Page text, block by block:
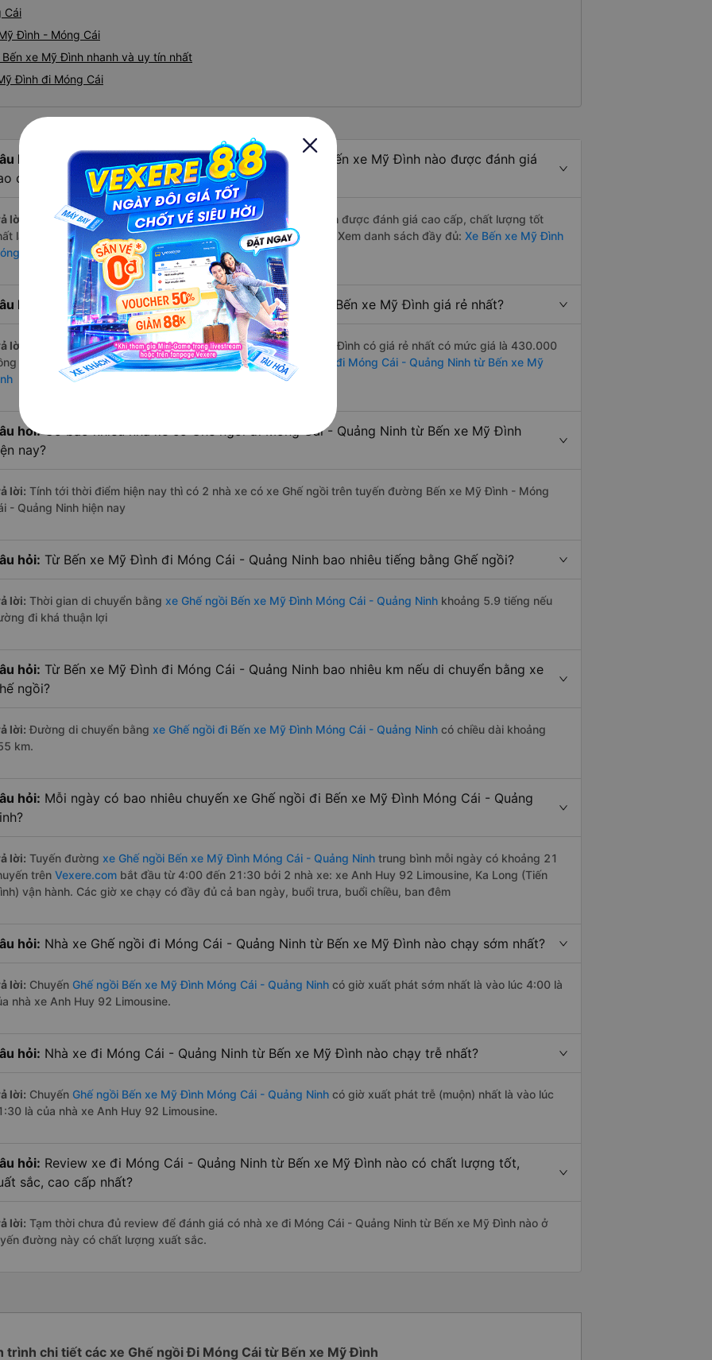
Cái
Đình - Móng Cái
xe Mỹ Đình nhanh và uy tín nhất
Đình đi Móng Cái
hỏi:
Nhà xe Ghế ngồi đi Móng Cái - Quảng Ninh từ Bến xe Mỹ Đình nào được đánh giá
cấp, chất lượng tốt nhất?
lời:
Nhà xe Ghế ngồi đi Bến xe Mỹ Đình Móng Cái - Quảng Ninh được đánh giá cao cấp, chất lượng tốt
là những nhà xe Anh Huy 92 Limousine, Ka Long (Tiến Trình). Xem danh sách đầy đủ: Xe Bến xe Mỹ Đình
Cái - Quảng Ninh
hỏi: Hãng Xe Ghế ngồi đi Móng Cái - Quảng Ninh từ Bến xe Mỹ Đình giá rẻ nhất?
lời:
Hãng xe Ghế ngồi đi Móng Cái - Quảng Ninh từ Bến xe Mỹ Đình có giá rẻ nhất có mức giá là 430.000
của nhà xe Ka Long (Tiến Trình). Xem danh sách đầy đủ:
Xe đi Móng Cái - Quảng Ninh từ Bến xe Mỹ
hỏi:Có bao nhiêu nhà xe có Ghế ngồi đi Móng Cái - Quảng Ninh từ Bến xe Mỹ Đình
nay?
lời: Tính tới thời điểm hiện nay thì có 2 nhà xe có xe Ghế ngồi trên tuyến đường Bến xe Mỹ Đình - Móng
- Quảng Ninh hiện nay
hỏi: Từ Bến xe Mỹ Đình đi Móng Cái - Quảng Ninh bao nhiêu tiếng bằng Ghế ngồi?
lời: Thời gian di chuyển bằng xe Ghế ngồi Bến xe Mỹ Đình Móng Cái - Quảng Ninh khoảng 5.9 tiếng nếu
đi khá thuận lợi
hỏi: Từ Bến xe Mỹ Đình đi Móng Cái - Quảng Ninh bao nhiêu km nếu di chuyển bằng xe
ngồi?
lời: Đường di chuyển bằng xe Ghế ngồi đi Bến xe Mỹ Đình Móng Cái - Quảng Ninh có chiều dài khoảng
km.
hỏi: Mỗi ngày có bao nhiêu chuyến xe Ghế ngồi đi Bến xe Mỹ Đình Móng Cái - Quảng
lời: Tuyến đường xe Ghế ngồi Bến xe Mỹ Đình Móng Cái - Quảng Ninh trung bình mỗi ngày có khoảng 21
trên Vexere.com bắt đầu từ 4:00 đến 21:30 bởi 2 nhà xe: xe Anh Huy 92 Limousine, Ka Long (Tiến
vận hành. Các giờ xe chạy có đầy đủ cả ban ngày, buổi trưa, buổi chiều, ban đêm
hỏi: Nhà xe Ghế ngồi đi Móng Cái - Quảng Ninh từ Bến xe Mỹ Đình nào chạy sớm nhất?
lời: Chuyến Ghế ngồi Bến xe Mỹ Đình Móng Cái - Quảng Ninh có giờ xuất phát sớm nhất là vào lúc 4:00 là
nhà xe Anh Huy 92 Limousine.
hỏi: Nhà xe đi Móng Cái - Quảng Ninh từ Bến xe Mỹ Đình nào chạy trễ nhất?
lời: Chuyến Ghế ngồi Bến xe Mỹ Đình Móng Cái - Quảng Ninh có giờ xuất phát trễ (muộn) nhất là vào lúc
là của nhà xe Anh Huy 92 Limousine.
hỏi: Review xe đi Móng Cái - Quảng Ninh từ Bến xe Mỹ Đình nào có chất lượng tốt,
sắc, cao cấp nhất?
lời: Tạm thời chưa đủ review để đánh giá có nhà xe đi Móng Cái - Quảng Ninh từ Bến xe Mỹ Đình nào ở
đường này có chất lượng xuất sắc.
trình chi tiết các xe Ghế ngồi Đi Móng Cái từ Bến xe Mỹ Đình